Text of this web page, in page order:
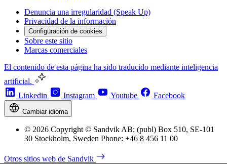
Denuncia una irregularidad (Speak Up)
Privacidad de la información
Configuración de cookies
Sobre este sitio
Marcas comerciales
El contenido de esta página ha sido traducido mediante inteligencia
artificial.
Linkedin
Instagram Youtube Facebook
Cambiar idioma
© 2026 Copyright © Sandvik AB; (publ) Box 510, SE-101
30 Stockholm, Sweden Phone: +46 8 456 11 00
Otros sitios web de Sandvik